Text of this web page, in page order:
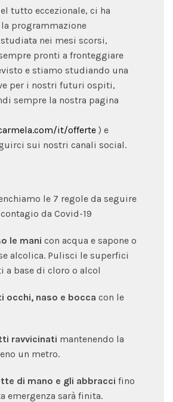
tutto eccezionale, ci ha
programmazione
nei mesi scorsi,
pronti a fronteggiare
e stiamo studiando una
per i nostri futuri ospiti,
sempre la nostra pagina
it/offerte ) e
sui nostri canali social.
le 7 regole da seguire
da Covid-19
le mani con acqua e sapone o
alcolica. Pulisci le superfici
a base di cloro o alcol
occhi, naso e bocca con le
ravvicinati mantenendo la
un metro.
di mano e gli abbracci fino
emergenza sarà finita.